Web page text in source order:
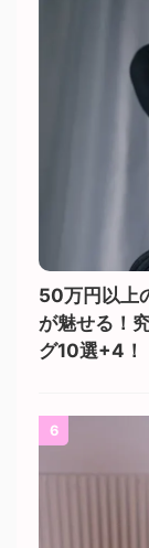
50万円以上
が魅せる！
グ10選+4！
6